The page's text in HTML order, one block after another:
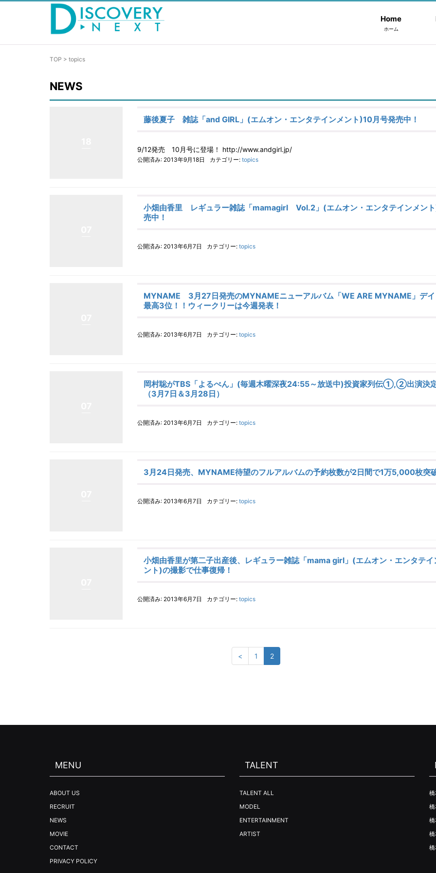
Home
ホーム
TOP > topics
NEWS
藤後夏子 雑誌「and GIRL」(エムオン・エンタテインメント)10月号発売中！
9/12発売 10月号に登場！ http://www.andgirl.jp/
公開済み: 2013年9月18日 カテゴリー: topics
小畑由香里 レギュラー雑誌「mamagirl Vol.2」(エムオン・エンタテインメン
売中！
公開済み: 2013年6月7日 カテゴリー: topics
MYNAME 3月27日発売のMYNAMEニューアルバム「WE ARE MYNAME」デイ
最高3位！！ウィークリーは今週発表！
公開済み: 2013年6月7日 カテゴリー: topics
岡村聡がTBS「よるべん」(毎週木曜深夜24:55～放送中)投資家列伝①,②出演決
（3月7日＆3月28日）
公開済み: 2013年6月7日 カテゴリー: topics
3月24日発売、MYNAME待望のフルアルバムの予約枚数が2日間で1万5,000枚突
公開済み: 2013年6月7日 カテゴリー: topics
小畑由香里が第二子出産後、レギュラー雑誌「mama girl」(エムオン・エンタテイ
ント)の撮影で仕事復帰！
公開済み: 2013年6月7日 カテゴリー: topics
< 1 2
MENU
ABOUT US
RECRUIT
NEWS
MOVIE
CONTACT
PRIVACY POLICY
TALENT
TALENT ALL
MODEL
ENTERTAINMENT
ARTIST